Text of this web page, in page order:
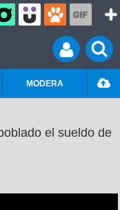
MODERA
el sueldo de